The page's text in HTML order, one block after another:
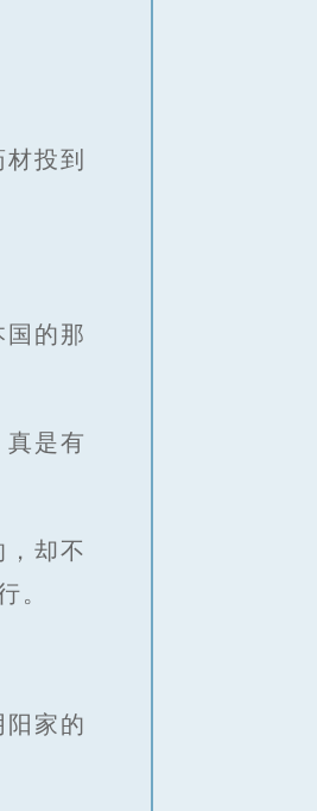
投到
的那
是有
却不
。
家的